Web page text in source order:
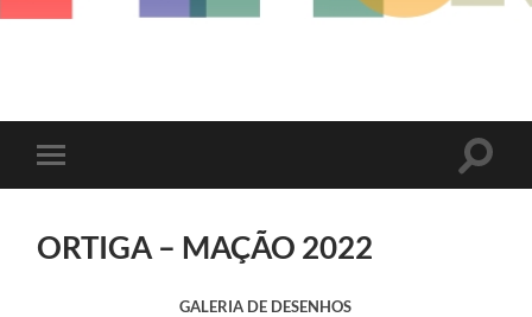
Toggle
mobile
Toggle
ORTIGA – MAÇÃO 2022
GALERIA DE DESENHOS